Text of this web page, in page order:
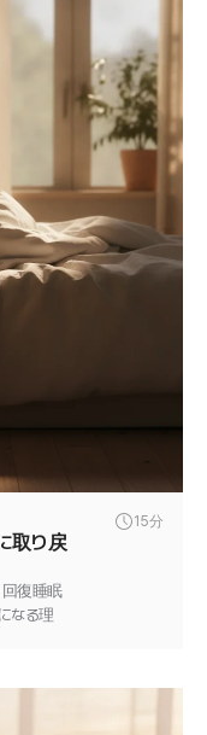
15分
取り戻
回復睡眠
なる理